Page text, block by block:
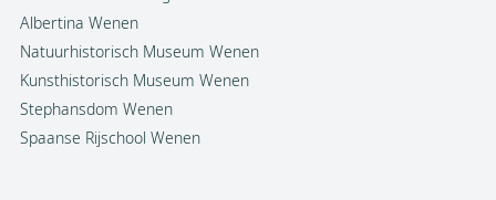
Albertina Wenen
Natuurhistorisch Museum Wenen
Kunsthistorisch Museum Wenen
Stephansdom Wenen
Spaanse Rijschool Wenen